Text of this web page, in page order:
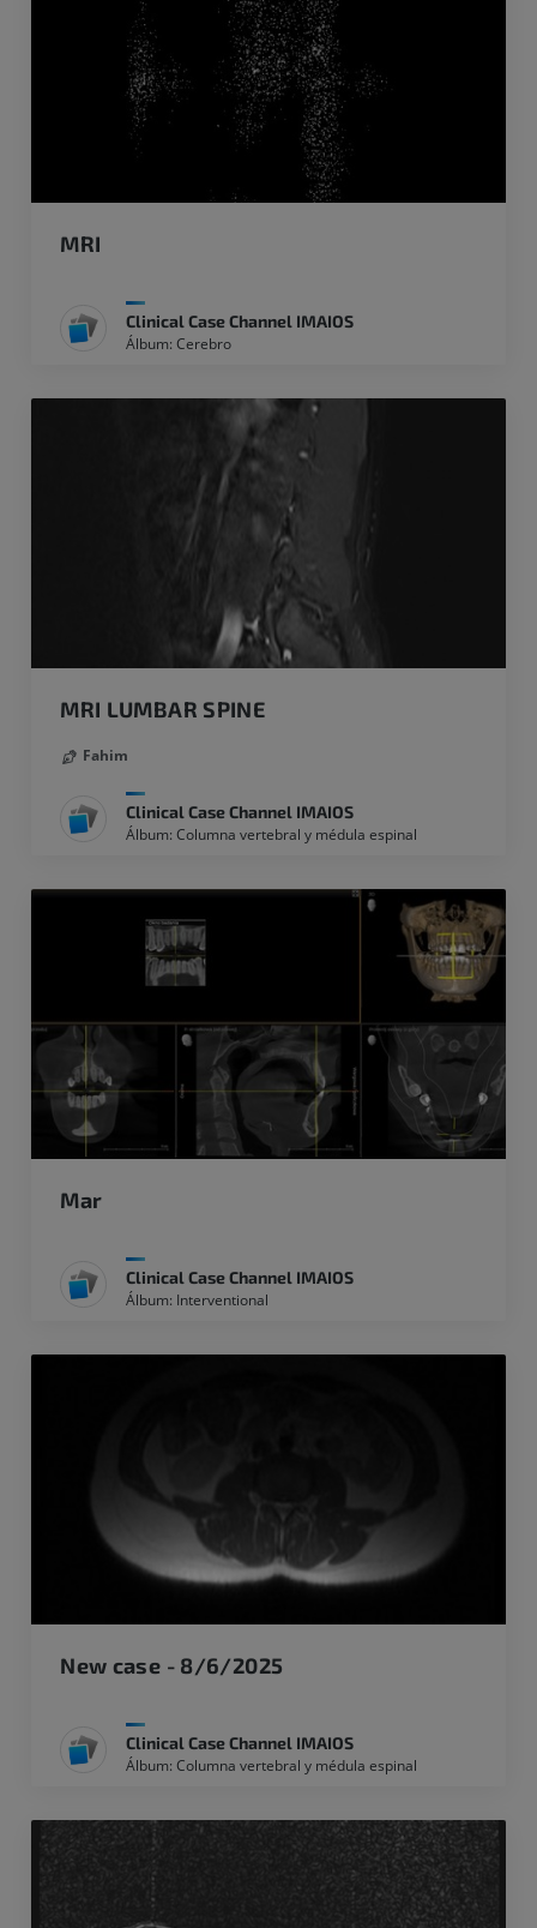
MRI
Clinical Case Channel IMAIOS
Álbum: Cerebro
MRI LUMBAR SPINE
Fahim
Clinical Case Channel IMAIOS
Álbum: Columna vertebral y médula espinal
Mar
Clinical Case Channel IMAIOS
Álbum: Interventional
New case - 8/6/2025
Clinical Case Channel IMAIOS
Álbum: Columna vertebral y médula espinal